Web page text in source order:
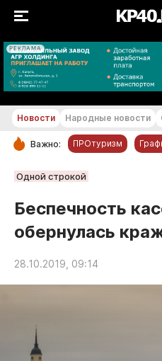
РЕКЛАМА
РУБРИКИ
Статьи
Народные новости
Авто и транспорт
Новости Народные новости
Важно: ПРОтуризм
Одной строкой
Беспечность
обернулась
28.10.2019, 09:14